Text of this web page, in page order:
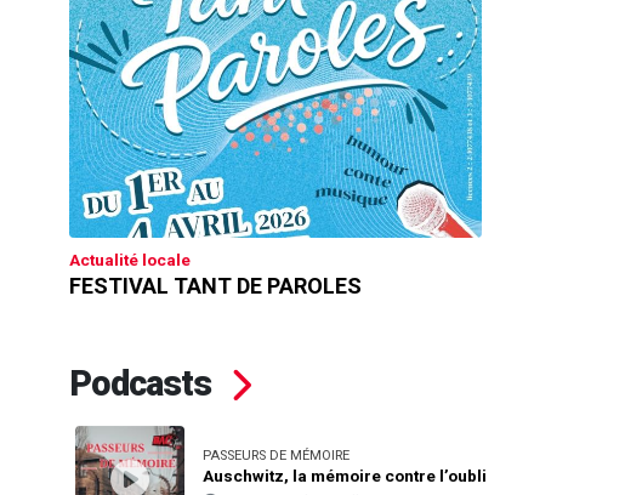
Actualité locale
FESTIVAL TANT DE PAROLES
Podcasts
PASSEURS DE MÉMOIRE
Auschwitz, la mémoire contre l’oubli